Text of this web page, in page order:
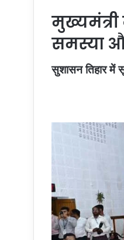
समस्या
सुशासन तिहार में